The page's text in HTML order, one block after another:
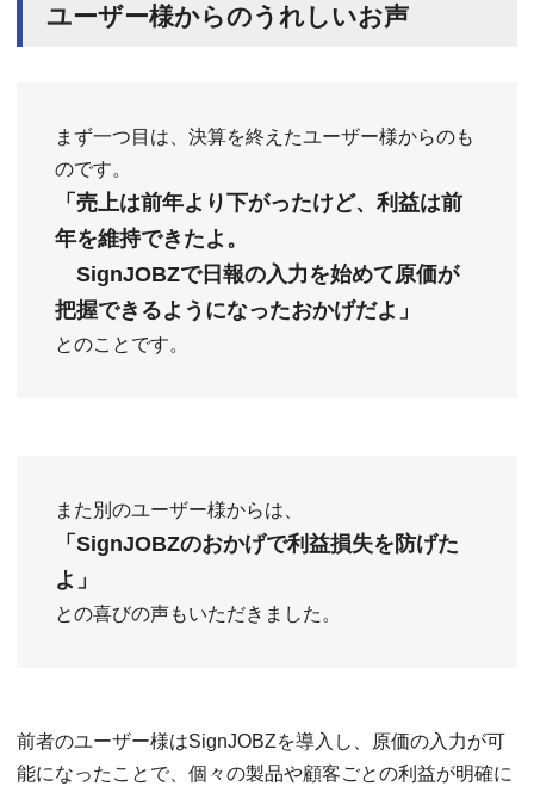
ユーザー様からのうれしいお声
まず一つ目は、決算を終えたユーザー様からのも
のです。
「売上は前年より下がったけど、利益は前
年を維持できたよ。
SignJOBZで日報の入力を始めて原価が
把握できるようになったおかげだよ」
とのことです。
また別のユーザー様からは、
「SignJOBZのおかげで利益損失を防げた
よ」
との喜びの声もいただきました。
前者のユーザー様はSignJOBZを導入し、原価の入力が可
能になったことで、個々の製品や顧客ごとの利益が明確に